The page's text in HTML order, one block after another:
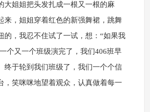
大姐姐把头发扎成一根又一根的麻
来，姐姐穿着红色的新强舞裙，跳舞
的，我忍不住试了一试，想：“如果我
个又一个班级演完了，我们406班早
终于轮到我们班级了，我们一个个信
，笑咪咪地望着观众，认真做着每一